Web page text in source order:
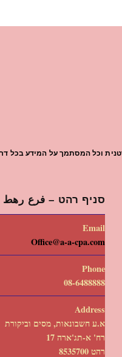
וכל המסתמך על המידע בכל
סניף רהט – فرع رهط
Email
Office@a-a-cpa.com
Phone
08-6488888
Address
א.ע חשבונאות, מסים וביקורת
רח' א-תג'ארה 17
רהט 8535700